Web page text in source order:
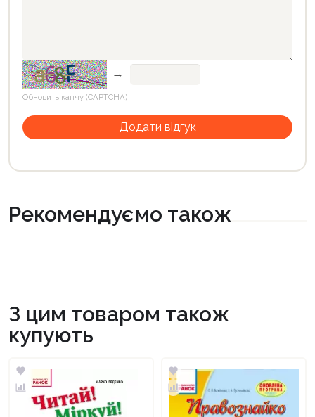
→
Обновить капчу (CAPTCHA)
Рекомендуємо також
З цим товаром також
купують